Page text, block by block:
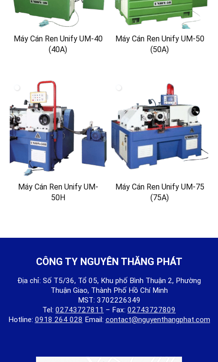
Máy Cán Ren Unify UM-40
(40A)
Máy Cán Ren Unify UM-50
(50A)
Máy Cán Ren Unify UM-
50H
Máy Cán Ren Unify UM-75
(75A)
CÔNG TY NGUYÊN THĂNG PHÁT
Địa chỉ: Số T5/36, Tổ 05, Khu phố Bình Thuận 2, Phường
Thuận Giao, Thành Phố Hồ Chí Minh
MST: 3702226349
Tel: 02743727811 – Fax: 02743727809
Hotline: 0918 264 028 Email: contact@nguyenthangphat.com